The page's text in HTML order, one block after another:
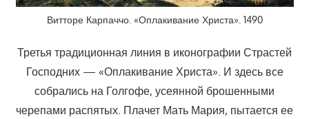
Витторе Карпаччо. «Оплакивание Христа». 1490
Третья традиционная линия в иконографии Страстей
Господних — «Оплакивание Христа». И здесь все
собрались на Голгофе, усеянной брошенными
черепами распятых. Плачет Мать Мария, пытается ее